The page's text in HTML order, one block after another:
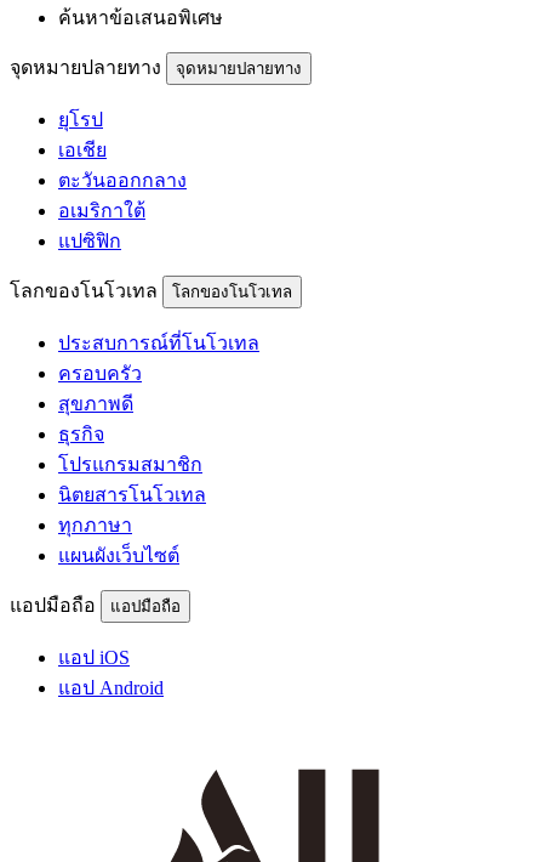
ค้นหาข้อเสนอพิเศษ
จุดหมายปลายทาง จุดหมายปลายทาง
ยุโรป
เอเชีย
ตะวันออกกลาง
อเมริกาใต้
แปซิฟิก
โลกของโนโวเทล โลกของโนโวเทล
ประสบการณ์ที่โนโวเทล
ครอบครัว
สุขภาพดี
ธุรกิจ
โปรแกรมสมาชิก
นิตยสารโนโวเทล
ทุกภาษา
แผนผังเว็บไซต์
แอปมือถือ แอปมือถือ
แอป iOS
แอป Android